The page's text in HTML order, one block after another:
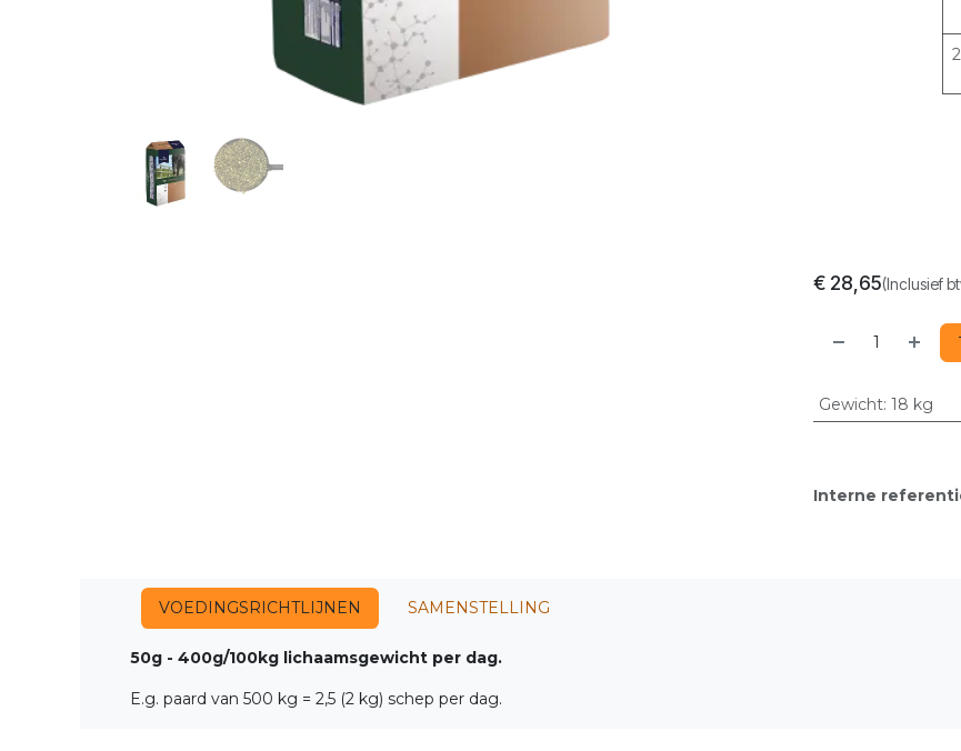
€ 28,65(Inclusief
Gewicht: 18 kg
Interne
VOEDINGSRICHTLIJNEN SAMENSTELLING
50g - 400g/100kg lichaamsgewicht per dag.
E.g. paard van 500 kg = 2,5 (2 kg) schep per dag.